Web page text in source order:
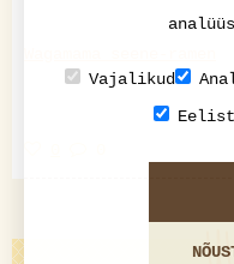
Vajalikud